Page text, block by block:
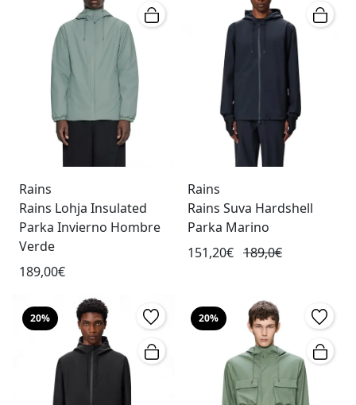
Rains
Rains Lohja Insulated
Parka Invierno Hombre
Verde
189,00€
Rains
Rains Suva Hardshell
Parka Marino
151,20€ 189,0€
20% 20%